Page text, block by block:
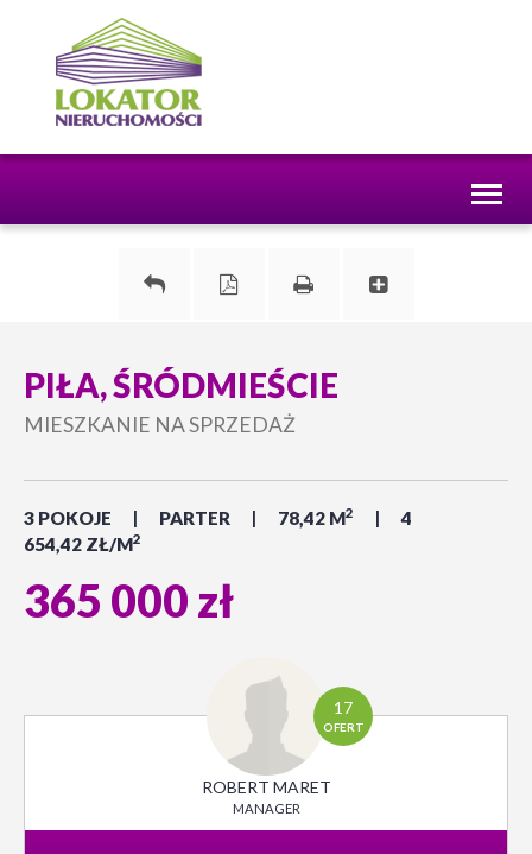
PIŁA, ŚRÓDMIEŚCIE
MIESZKANIE NA SPRZEDAŻ
3 POKOJE PARTER 78,42 M2
4
654,42 ZŁ/M2
365 000 zł
17
OFERT
ROBERT MARET
MANAGER